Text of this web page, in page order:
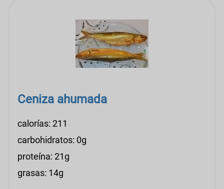
Ceniza ahumada
calorías: 211
carbohidratos: 0g
proteína: 21g
grasas: 14g